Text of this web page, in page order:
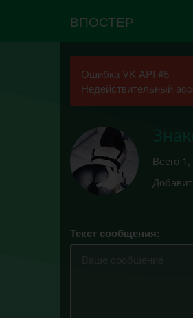
ВПОСТЕР
Ошибка VK API #5
Недействительный
Всего
Текст сообщения: